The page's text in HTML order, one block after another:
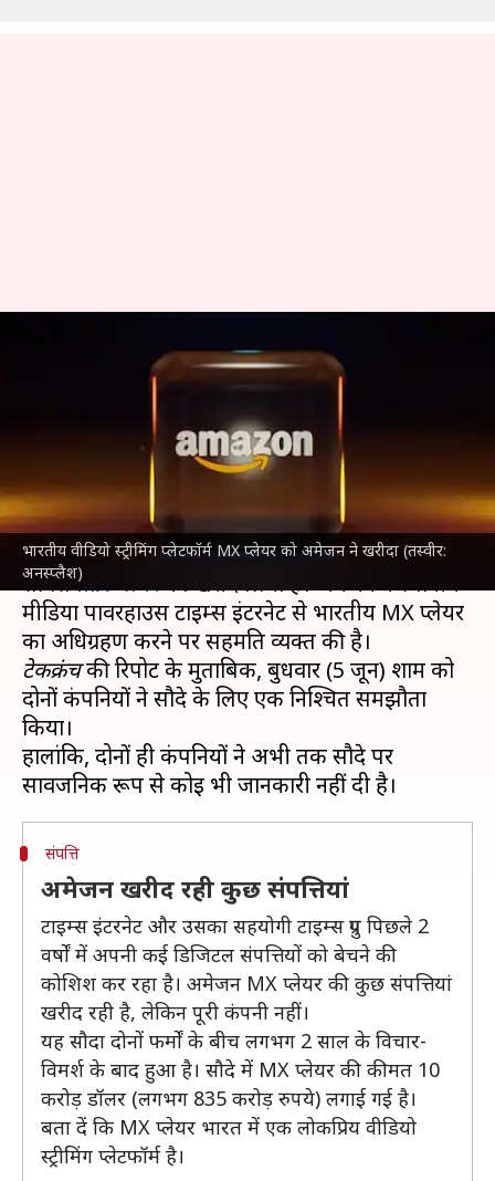
भारतीय वीडियो स्ट्रीमिंग प्लेटफॉर्म MX प्लेयर को अमेजन ने खरीदा (तस्वीर:
अनस्प्लैश)
अमेजन ने वीडियो स्ट्रीमिंग प्लेटफॉर्म
MX प्लेयर को खरीदा, 2 साल से चल
रही थी बातचीत
Jun 06, 2024 05:10 pm
क्या है खबर?
ई-कॉमर्स दिग्गजअमेजनने भारतीय वीडियो स्ट्रीमिंग
सर्विसMX प्लेयरको खरीद लिया है। अमेजन ने स्थानीय
मीडिया पावरहाउस टाइम्स इंटरनेट से भारतीय MX प्लेयर
टेकक्रंचकी रिपोर्ट के मुताबिक, बुधवार (5 जून) शाम को
दोनों कंपनियों ने सौदे के लिए एक निश्चित समझौता
किया।
हालांकि, दोनों ही कंपनियों ने अभी तक सौदे पर
संपत्ति
अमेजन खरीद रही कुछ संपत्तियां
टाइम्स इंटरनेट और उसका सहयोगी टाइम्स ग्रुप पिछले 2
वर्षों में अपनी कई डिजिटल संपत्तियों को बेचने की
कोशिश कर रहा है। अमेजन MX प्लेयर की कुछ संपत्तियां
खरीद रही है, लेकिन पूरी कंपनी नहीं।
यह सौदा दोनों फर्मों के बीच लगभग 2 साल के विचार-
विमर्श के बाद हुआ है। सौदे में MX प्लेयर की कीमत 10
करोड़ डॉलर (लगभग 835 करोड़ रुपये) लगाई गई है।
बता दें कि MX प्लेयर भारत में एक लोकप्रिय वीडियो
स्ट्रीमिंग प्लेटफॉर्म है।